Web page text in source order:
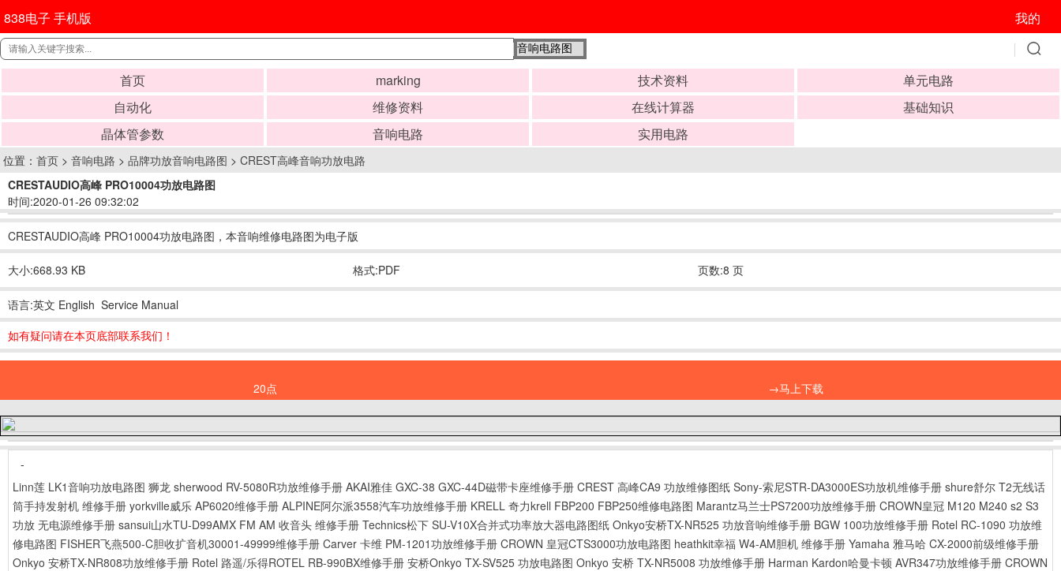
838电子 手机版 我的
首页 marking 技术资料
单元电路
自动化
维修资料 在线计算器
基础知识
晶体管参数
音响电路 实用电路
位置： 首页 > 音响电路 > 品牌功放音响电路图 > CREST高峰音响功放电路
CRESTAUDIO高峰 PRO10004功放电路图
时间:2020-01-26 09:32:02
CRESTAUDIO高峰 PRO10004功放电路图，本音响维修电路图为电子版
大小:668.93 KB 格式:PDF 页数:8 页
语言:英文 English Service Manual
如有疑问请在本页底部联系我们！
20点 →马上下载
-
Linn莲 LK1音响功放电路图 狮龙 sherwood RV-5080R功放维修手册 AKAI雅佳 GXC-38 GXC-44D磁带卡座维修手册 CREST 高峰CA9 功放维修图纸 Sony-索尼STR-DA3000ES功放机维修手册 shure舒尔 T2无线话
筒手持发射机 维修手册 yorkville威乐 AP6020维修手册 ALPINE阿尔派3558汽车功放维修手册 KRELL 奇力krell FBP200 FBP250维修电路图 Marantz马兰士PS7200功放维修手册 CROWN皇冠 M120 M240 s2 S3
功放 无电源维修手册 sansui山水TU-D99AMX FM AM 收音头 维修手册 Technics松下 SU-V10X合并式功率放大器电路图纸 Onkyo安桥TX-NR525 功放音响维修手册 BGW 100功放维修手册 Rotel RC-1090 功放维
修电路图 FISHER飞燕500-C胆收扩音机30001-49999维修手册 Carver 卡维 PM-1201功放维修手册 CROWN 皇冠CTS3000功放电路图 heathkit幸福 W4-AM胆机 维修手册 Yamaha 雅马哈 CX-2000前级维修手册
Onkyo 安桥TX-NR808功放维修手册 Rotel 路遥/乐得ROTEL RB-990BX维修手册 安桥Onkyo TX-SV525 功放电路图 Onkyo 安桥 TX-NR5008 功放维修手册 Harman Kardon哈曼卡顿 AVR347功放维修手册 CROWN